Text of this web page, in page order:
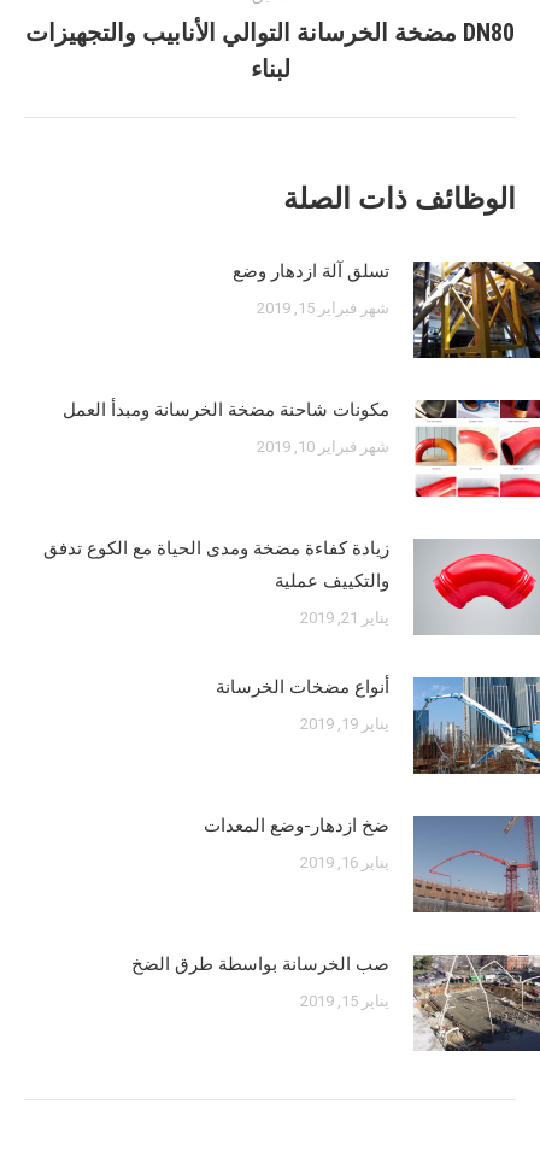
المنشور
السابق:
DN80 مضخة الخرسانة التوالي الأنابيب والتجهيزات
لبناء
القادم:
الوظائف ذات الصلة
تسلق آلة ازدهار وضع
شهر فبراير 15, 2019
مكونات شاحنة مضخة الخرسانة ومبدأ العمل
شهر فبراير 10, 2019
زيادة كفاءة مضخة ومدى الحياة مع الكوع تدفق
والتكييف عملية
يناير 21, 2019
أنواع مضخات الخرسانة
يناير 19, 2019
ضخ ازدهار-وضع المعدات
يناير 16, 2019
صب الخرسانة بواسطة طرق الضخ
يناير 15, 2019